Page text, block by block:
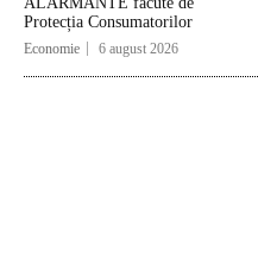
Protecția Consumatorilor
Economie 6 august 2026